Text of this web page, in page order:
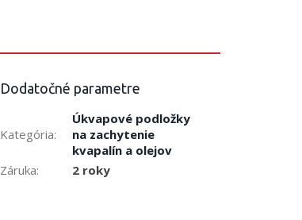
Dodatočné parametre
Kategória:
Úkvapové podložky
na zachytenie
kvapalín a olejov
Záruka: 2 roky